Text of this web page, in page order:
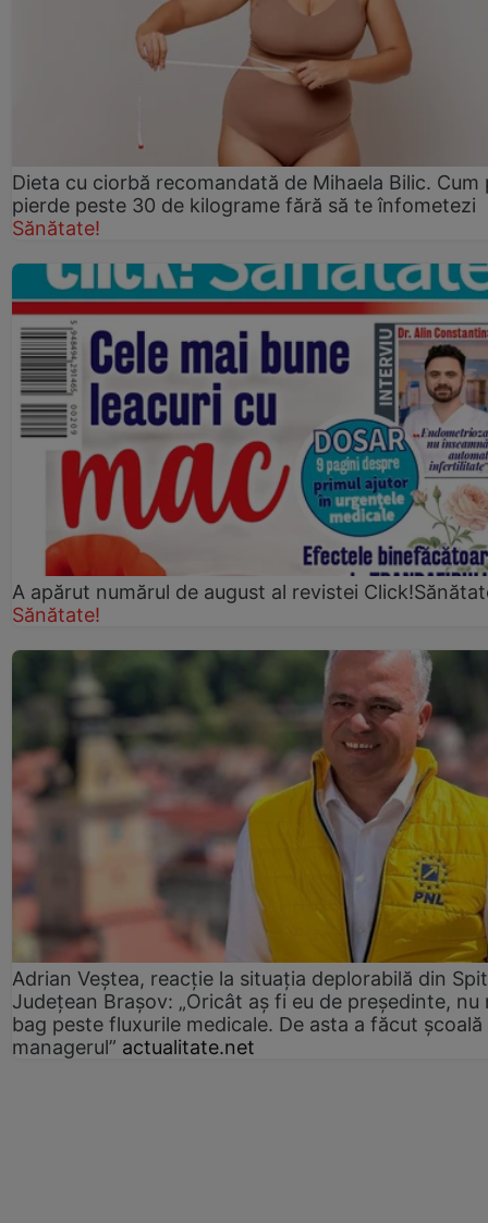
Dieta cu ciorbă recomandată de Mihaela Bilic. Cum
pierde peste 30 de kilograme fără să te înfometezi
Sănătate!
A apărut numărul de august al revistei
Sănătate!
Adrian Veștea, reacție la situația deplorabilă din
Județean Brașov: „Oricât aș fi eu de președinte, nu
bag peste fluxurile medicale. De asta a făcut școală
managerul” actualitate.net